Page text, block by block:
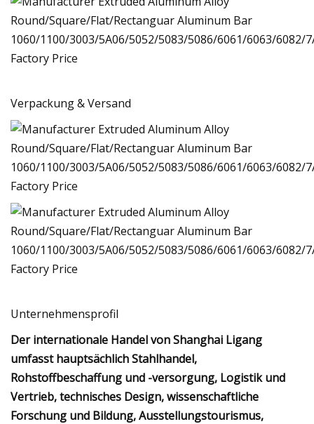
Verpackung & Versand
Unternehmensprofil
Der internationale Handel von Shanghai Ligang
umfasst hauptsächlich Stahlhandel,
Rohstoffbeschaffung und -versorgung, Logistik und
Vertrieb, technisches Design, wissenschaftliche
Forschung und Bildung, Ausstellungstourismus,